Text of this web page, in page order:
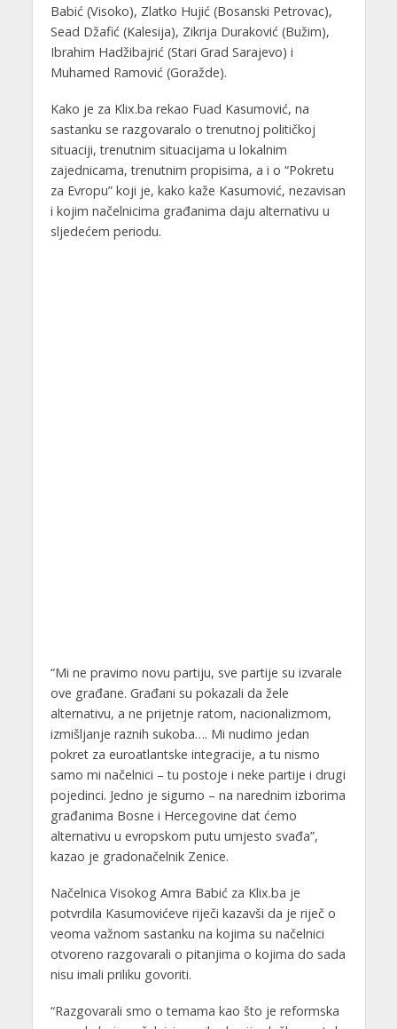
Babić (Visoko), Zlatko Hujić (Bosanski Petrovac),
Sead Džafić (Kalesija), Zikrija Duraković (Bužim),
Ibrahim Hadžibajrić (Stari Grad Sarajevo) i
Muhamed Ramović (Goražde).
Kako je za Klix.ba rekao Fuad Kasumović, na
sastanku se razgovaralo o trenutnoj političkoj
situaciji, trenutnim situacijama u lokalnim
zajednicama, trenutnim propisima, a i o “Pokretu
za Evropu” koji je, kako kaže Kasumović, nezavisan
i kojim načelnicima građanima daju alternativu u
sljedećem periodu.
“Mi ne pravimo novu partiju, sve partije su izvarale
ove građane. Građani su pokazali da žele
alternativu, a ne prijetnje ratom, nacionalizmom,
izmišljanje raznih sukoba…. Mi nudimo jedan
pokret za euroatlantske integracije, a tu nismo
samo mi načelnici – tu postoje i neke partije i drugi
pojedinci. Jedno je sigurno – na narednim izborima
građanima Bosne i Hercegovine dat ćemo
alternativu u evropskom putu umjesto svađa”,
kazao je gradonačelnik Zenice.
Načelnica Visokog Amra Babić za Klix.ba je
potvrdila Kasumovićeve riječi kazavši da je riječ o
veoma važnom sastanku na kojima su načelnici
otvoreno razgovarali o pitanjima o kojima do sada
nisu imali priliku govoriti.
“Razgovarali smo o temama kao što je reformska